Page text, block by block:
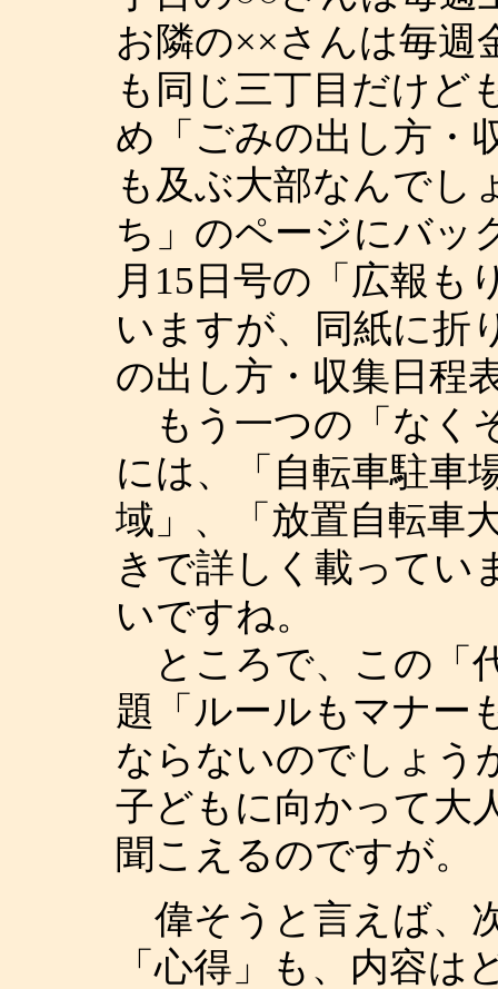
お隣の××さんは毎週
も同じ三丁目だけど
め「ごみの出し方・
も及ぶ大部なんでし
ち」のページにバッ
月15日号の「広報も
いますが、同紙に折
の出し方・収集日程
もう一つの「なく
には、「自転車駐車
域」、「放置自転車
きで詳しく載ってい
いですね。
ところで、この「
題「ルールもマナー
ならないのでしょう
子どもに向かって大
聞こえるのですが。
偉そうと言えば、
「心得」も、内容